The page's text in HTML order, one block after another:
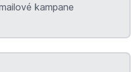
kampane